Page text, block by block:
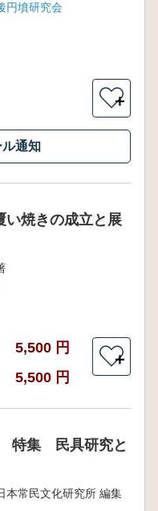
円墳研究会
＋
通知
い焼きの成立と展
5,500 円
5,500 円
＋
特集 民具研究と
本常民文化研究所 編集